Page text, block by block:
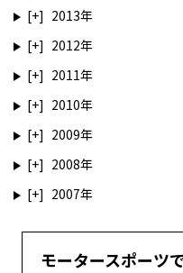
2013
2012
2011
2010
2009
2008
2007
モータースポーツ